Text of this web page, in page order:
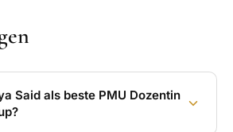
Said als beste PMU Dozentin